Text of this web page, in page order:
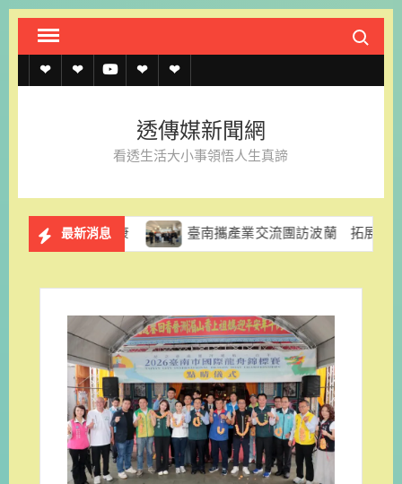
Skip
content
Search
透
約
透
上
記
透 聯
我
官
LINE
透傳媒新聞網
看透生活大小事領悟人生真諦
最新消息臺南攜產業交流團訪波蘭 拓展智慧機器人與無人